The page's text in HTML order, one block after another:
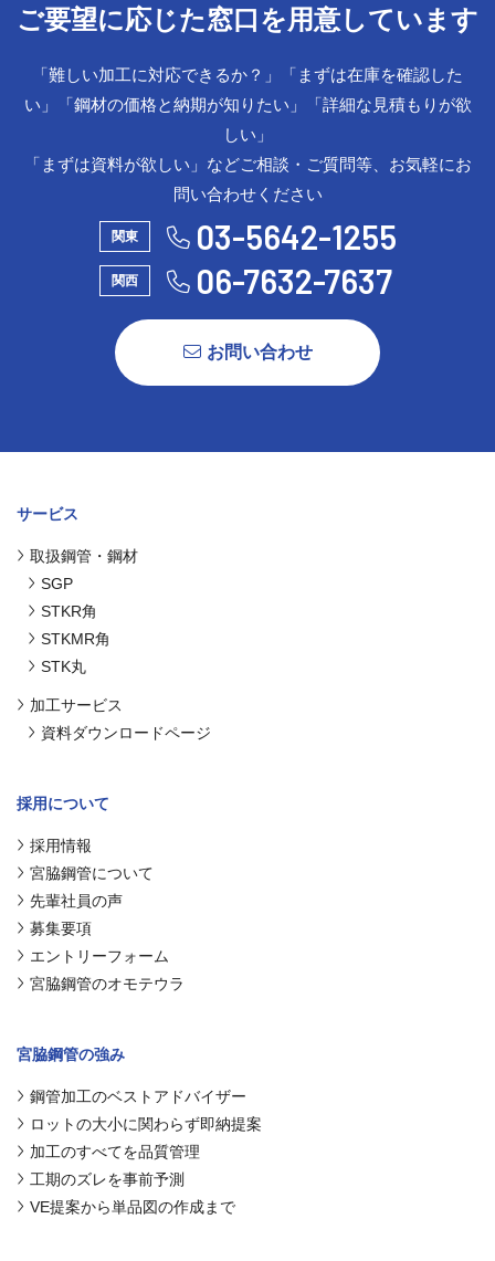
ご要望に応じた窓口を用意しています
「難しい加工に対応できるか？」「まずは在庫を確認した
い」「鋼材の価格と納期が知りたい」「詳細な見積もりが欲
しい」
「まずは資料が欲しい」などご相談・ご質問等、お気軽にお
問い合わせください
関東 03-5642-1255
関西 06-7632-7637
お問い合わせ
サービス
取扱鋼管・鋼材
SGP
STKR角
STKMR角
STK丸
加工サービス
資料ダウンロードページ
採用について
採用情報
宮脇鋼管について
先輩社員の声
募集要項
エントリーフォーム
宮脇鋼管のオモテウラ
宮脇鋼管の強み
鋼管加工のベストアドバイザー
ロットの大小に関わらず即納提案
加工のすべてを品質管理
工期のズレを事前予測
VE提案から単品図の作成まで